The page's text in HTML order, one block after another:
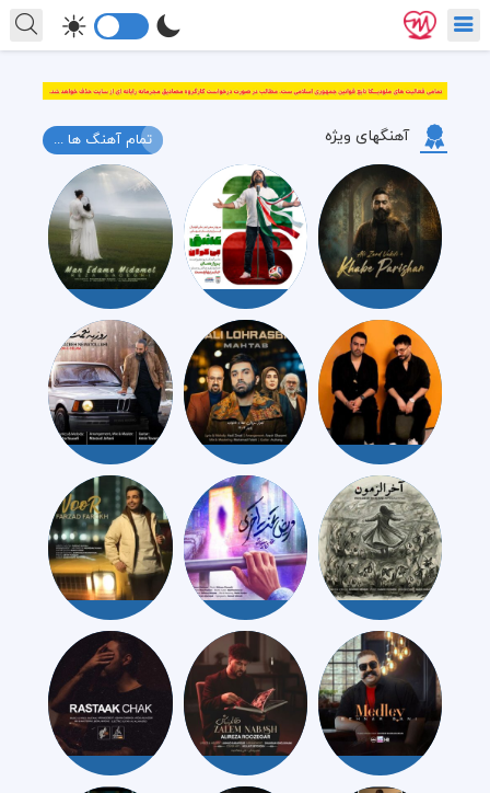
آهنگهای ویژه تمام آهنگ ها ...